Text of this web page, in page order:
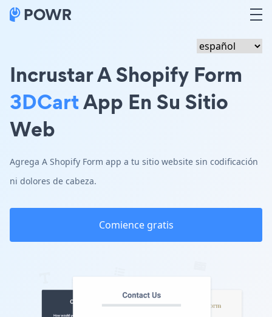
Incrustar A Shopify Form
3DCartApp En Su Sitio
Web
Agrega A Shopify Form app a tu sitio website sin codificación
ni dolores de cabeza.
Comience gratis